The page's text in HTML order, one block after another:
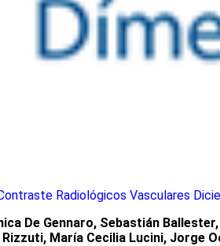
Radiológicos Vasculares
De Gennaro, Sebastián
María Cecilia Lucini, Jorge